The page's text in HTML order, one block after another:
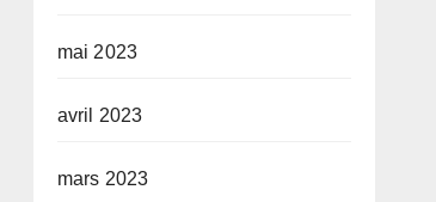
mai 2023
avril 2023
mars 2023